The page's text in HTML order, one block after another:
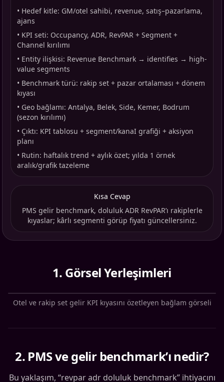
• Hedef kitle: GM/otel sahibi, revenue, satış–pazarlama,
ajans
• KPI seti: Occupancy, ADR, RevPAR + Segment +
Channel kırılımı
• Entity ilişkisi: Revenue Benchmark → identifies → high-
value segments
• Benchmark türü: rakip set + pazar ortalaması + dönem
kıyası
• Geo bağlamı: Antalya, Belek, Side, Kemer, Bodrum
(sezon kırılımı)
• Çıktı: KPI tablosu + segment/kanaI grafiği + aksiyon
planı
• Rutin: haftalık trend + aylık özet; yılda 1 örnek
aralık/grafik tazeleme
Kısa Cevap
PMS gelir benchmark, doluluk ADR RevPAR’ı rakiplerle
kıyaslar; kârlı segmenti görüp fiyatı güncellersiniz.
1. Görsel Yerleşimleri
Otel ve rakip set gelir KPI kıyasını özetleyen bağlam görseli
2. PMS ve gelir benchmark’ı nedir?
Bu yaklaşım, “revpar adr doluluk benchmark” ihtiyacını